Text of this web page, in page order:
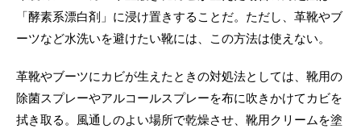
「酵素系漂白剤」に浸け置きすることだ。ただし、革靴やブ
ーツなど水洗いを避けたい靴には、この方法は使えない。
革靴やブーツにカビが生えたときの対処法としては、靴用の
除菌スプレーやアルコールスプレーを布に吹きかけてカビを
拭き取る。風通しのよい場所で乾燥させ、靴用クリームを塗